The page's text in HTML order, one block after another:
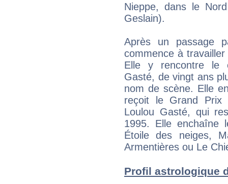
Nieppe, dans le
Geslain).
Après un passage
commence à
Elle y rencontre le
Gasté, de vingt ans
nom de scène. Elle
reçoit le Grand Prix
Loulou Gasté, qui
1995. Elle enchaîne
Étoile des neiges,
Armentières ou Le
Profil astrologique